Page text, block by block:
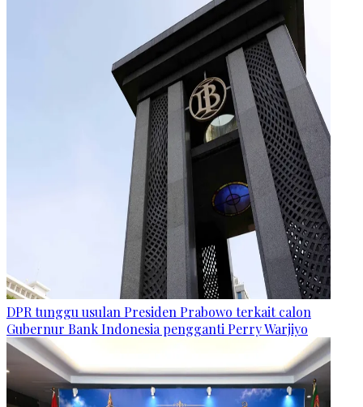
DPR tunggu usulan Presiden Prabowo terkait calon
Gubernur Bank Indonesia pengganti Perry Warjiyo